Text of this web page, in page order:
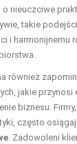
o nieuczciwe
takie
i harmonijnemu
również
jakie przynosi
biznesu.
często
. Zadowoleni